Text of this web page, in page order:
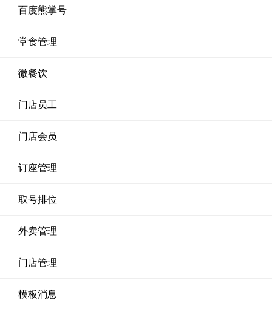
百度熊掌号
堂食管理
微餐饮
门店员工
门店会员
订座管理
取号排位
外卖管理
门店管理
模板消息